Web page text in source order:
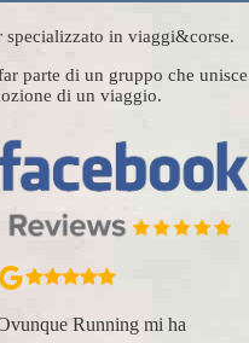
in viaggi&corse.
parte di un gruppo che unisce
di un viaggio.
Running mi ha